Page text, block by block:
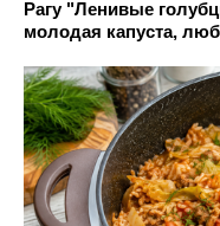
Рагу "Ленивые
молодая капуста,